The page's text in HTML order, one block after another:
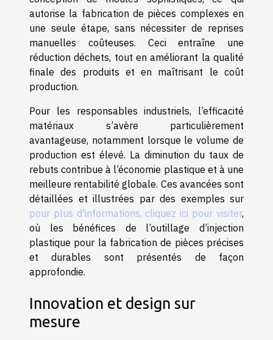
autorise la fabrication de pièces complexes en
une seule étape, sans nécessiter de reprises
manuelles coûteuses. Ceci entraîne une
réduction déchets, tout en améliorant la qualité
finale des produits et en maîtrisant le coût
production.
Pour les responsables industriels, l’efficacité
matériaux s’avère particulièrement
avantageuse, notamment lorsque le volume de
production est élevé. La diminution du taux de
rebuts contribue à l’économie plastique et à une
meilleure rentabilité globale. Ces avancées sont
détaillées et illustrées par des exemples sur
pour plus d'informations, cliquez ici pour visiter,
où les bénéfices de l’outillage d’injection
plastique pour la fabrication de pièces précises
et durables sont présentés de façon
approfondie.
Innovation et design sur
mesure